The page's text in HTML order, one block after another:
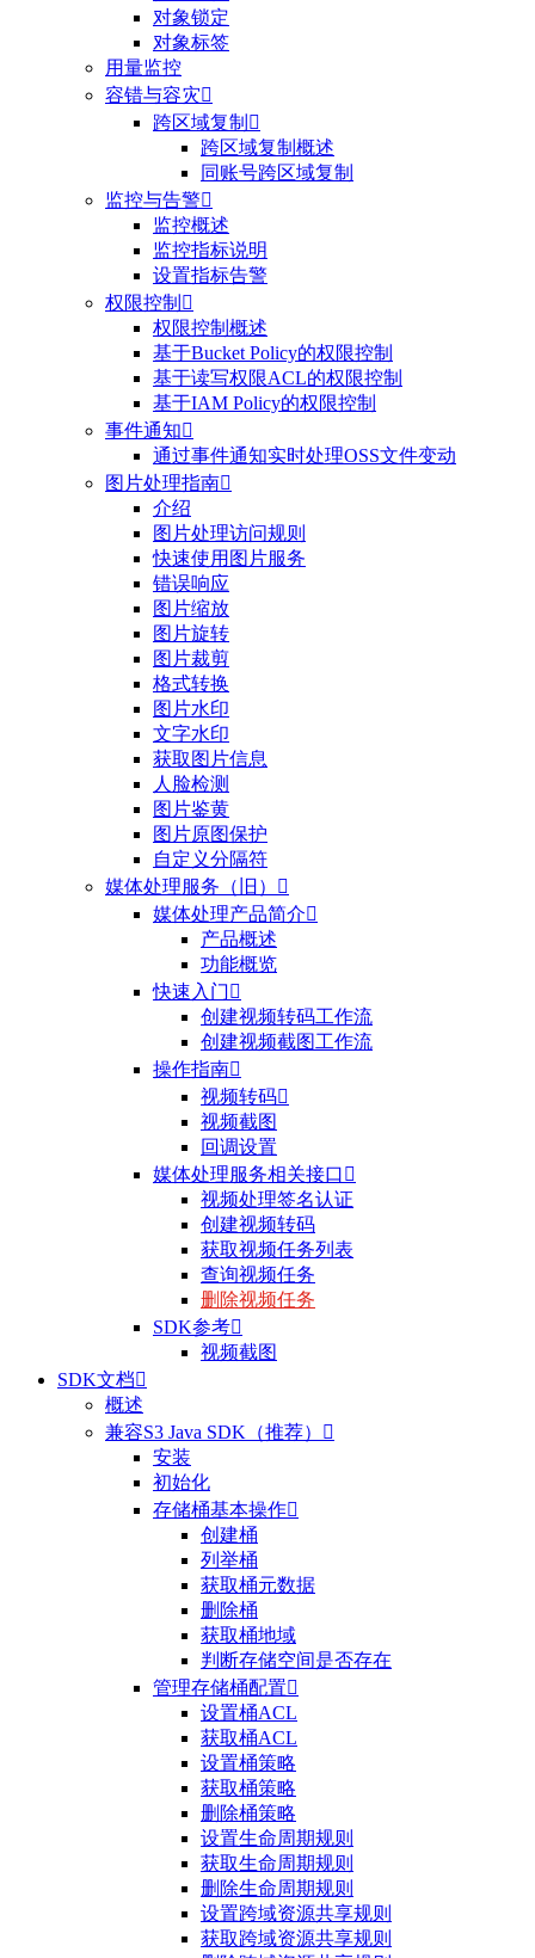
对象锁定
对象标签
用量监控
容错与容灾
跨区域复制 
跨区域复制概述
同账号跨区域复制
监控与告警
监控概述
监控指标说明
设置指标告警
权限控制 
权限控制概述
基于Bucket Policy的权限控制
基于读写权限ACL的权限控制
基于IAM Policy的权限控制
事件通知
通过事件通知实时处理OSS文件变动
图片处理指南
介绍
图片处理访问规则
快速使用图片服务
错误响应
图片缩放
图片旋转
图片裁剪
格式转换
图片水印
文字水印
获取图片信息
人脸检测
图片鉴黄
图片原图保护
自定义分隔符
媒体处理服务（旧）

媒体处理产品简介
产品概述
功能概览
快速入门 
创建视频转码工作流
创建视频截图工作流
操作指南
视频转码
视频截图
回调设置
媒体处理服务相关接口 
视频处理签名认证
创建视频转码
获取视频任务列表
查询视频任务
删除视频任务
SDK参考
视频截图
SDK文档
概述
兼容S3 Java SDK（推荐）

安装
初始化
存储桶基本操作
创建桶
列举桶
获取桶元数据
删除桶
获取桶地域
判断存储空间是否存在
管理存储桶配置
设置桶ACL
获取桶ACL
设置桶策略
获取桶策略
删除桶策略
设置生命周期规则
获取生命周期规则
删除生命周期规则
设置跨域资源共享规则
获取跨域资源共享规则